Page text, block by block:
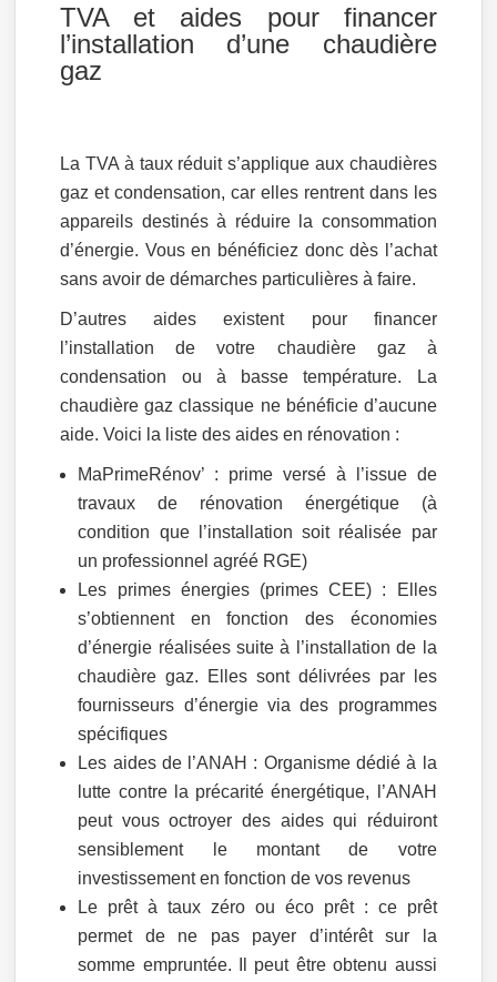
TVA et aides pour financer
l’installation d’une chaudière
gaz
La TVA à taux réduit s’applique aux chaudières
gaz et condensation, car elles rentrent dans les
appareils destinés à réduire la consommation
d’énergie. Vous en bénéficiez donc dès l’achat
sans avoir de démarches particulières à faire.
D’autres aides existent pour financer
l’installation de votre chaudière gaz à
condensation ou à basse température. La
chaudière gaz classique ne bénéficie d’aucune
aide. Voici la liste des aides en rénovation :
MaPrimeRénov’ : prime versé à l’issue de
travaux de rénovation énergétique (à
condition que l’installation soit réalisée par
un professionnel agréé RGE)
Les primes énergies (primes CEE) : Elles
s’obtiennent en fonction des économies
d’énergie réalisées suite à l’installation de la
chaudière gaz. Elles sont délivrées par les
fournisseurs d’énergie via des programmes
spécifiques
Les aides de l’ANAH : Organisme dédié à la
lutte contre la précarité énergétique, l’ANAH
peut vous octroyer des aides qui réduiront
sensiblement le montant de votre
investissement en fonction de vos revenus
Le prêt à taux zéro ou éco prêt : ce prêt
permet de ne pas payer d’intérêt sur la
somme empruntée. Il peut être obtenu aussi